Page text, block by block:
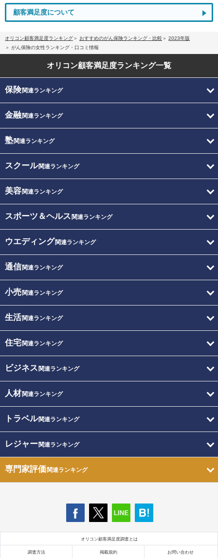
顧客満足度について
オリコン顧客満足度ランキング おすすめのがん保険ランキング・比較
2023年版
がん保険の女性ランキング・口コミ情報
オリコン顧客満足度ランキング一覧
保険関連ランキング
金融関連ランキング
塾関連ランキング
スクール関連ランキング
美容関連ランキング
スポーツ＆ヘルス 関連ランキング
ウエディング関連ランキング
通信関連ランキング
小売関連ランキング
生活関連ランキング
住宅関連ランキング
ビジネス 関連ランキング
人材関連ランキング
トラベル関連ランキング
レジャー関連ランキング
専門家評価関連ランキング
オリコン顧客満足度調査とは
調査方法 掲載規約 お問い合わせ